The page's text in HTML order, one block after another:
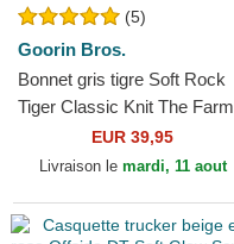
(5)
Goorin Bros.
Bonnet gris tigre Soft Rock
Tiger Classic Knit The Farm
Goorin Bros.EUR 39,95
Livraison le mardi, 11 aout